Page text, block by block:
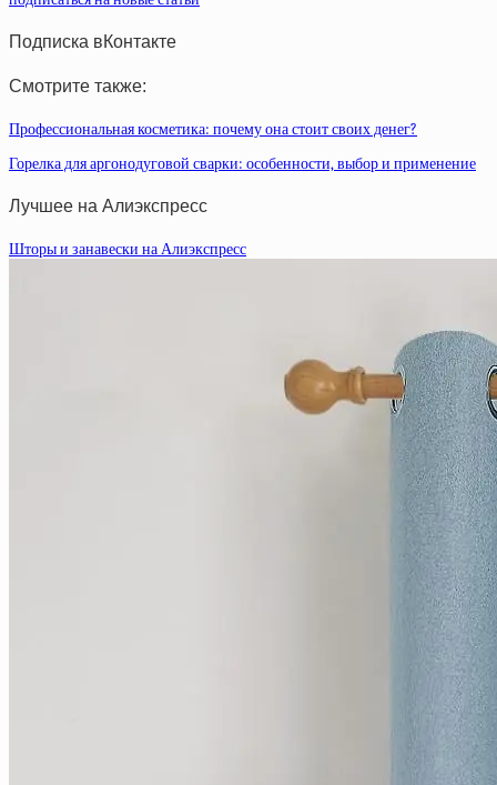
Подписка вКонтакте
Смотрите также:
Профессиональная косметика: почему она стоит своих денег?
Горелка для аргонодуговой сварки: особенности, выбор и применение
Лучшее на Алиэкспресс
Шторы и занавески на Алиэкспресс